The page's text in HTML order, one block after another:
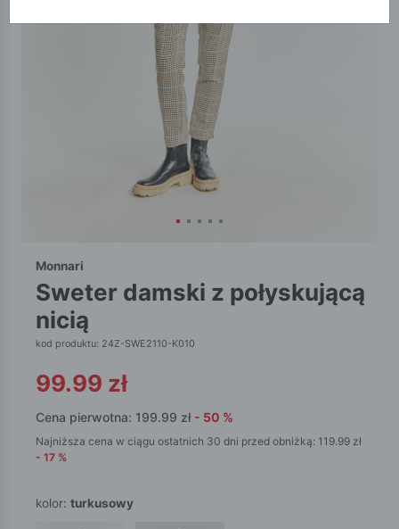
Monnari
sweter damski z połyskującą
nicią
kod produktu: 24Z-SWE2110-K010
99.99 zł
Cena pierwotna: 199.99 zł - 50 %
Najniższa cena w ciągu ostatnich 30 dni przed obniżką: 119.99 zł
- 17 %
kolor: turkusowy